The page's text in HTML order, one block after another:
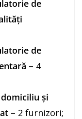
de
de
– 4
și
– 2 furnizori;